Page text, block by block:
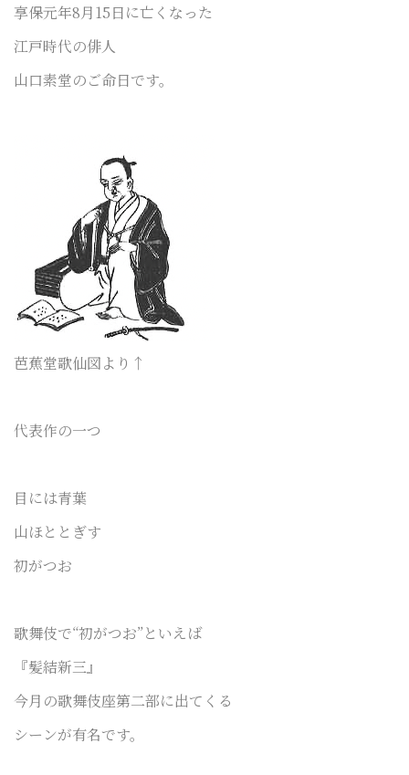
享保元年8月15日に亡くなった
江戸時代の俳人
山口素堂のご命日です。
芭蕉堂歌仙図より↑
代表作の一つ
目には青葉
山ほととぎす
初がつお
歌舞伎で“初がつお”といえば
『髪結新三』
今月の歌舞伎座第二部に出てくる
シーンが有名です。